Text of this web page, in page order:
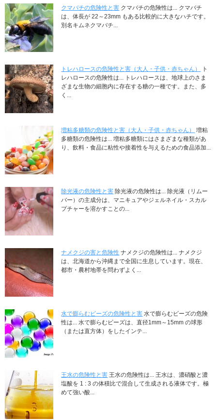
クマバチの危険性と害 クマバチの危険性は... クマバチ
は、体長が 22～23mm もある比較的に大きなハチです。
別名キムネクマバチ...
トレハロースの危険性と害（大人・子供・赤ちゃん）
ト
レハロースの危険性は... トレハロースは、地球上のさま
ざまな生物の細胞内に存在する糖の一種です。また、多
く...
増粘多糖類の危険性と害（大人・子供・赤ちゃん）
増粘
多糖類の危険性は... 増粘多糖類にはさまざまな種類があ
り、飲料・食品に粘性や接着性を与えるための食品添加...
除光液の危険性と害 除光液の危険性は... 除光液（リムー
バー）の主成分は、マニキュアやジェルネイル・スカル
プチャーを溶かすことの...
ナメクジの害と危険性 ナメクジの危険性は... ナメクジ
は、北海道から沖縄まで全国に生息しています。現在、
都市・農村地帯を問わずよく...
水で膨らむビーズの危険性と害 水で膨らむビーズの危険
性は... 水で膨らむビーズは、直径1mm～15mm の球形
（または直方体）をしたインテ...
王水の危険性と害 王水の危険性は... 王水は、濃硝酸と濃
塩酸を 1 : 3 の体積比で混合して生成される液体です。極
めて強い酸...